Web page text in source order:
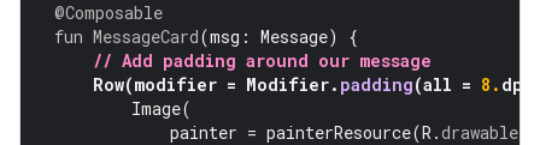
@Composable
fun MessageCard(msg : Message)
{
// Add padding around our message
Row(modifier = Modifier. padding(all = 8. dp
Image(
painter = painterResource(R .drawable